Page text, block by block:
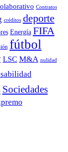
Contratos
créditos deporte
Energía FIFA
fútbol
LSC M&A nulidad
Sociedades